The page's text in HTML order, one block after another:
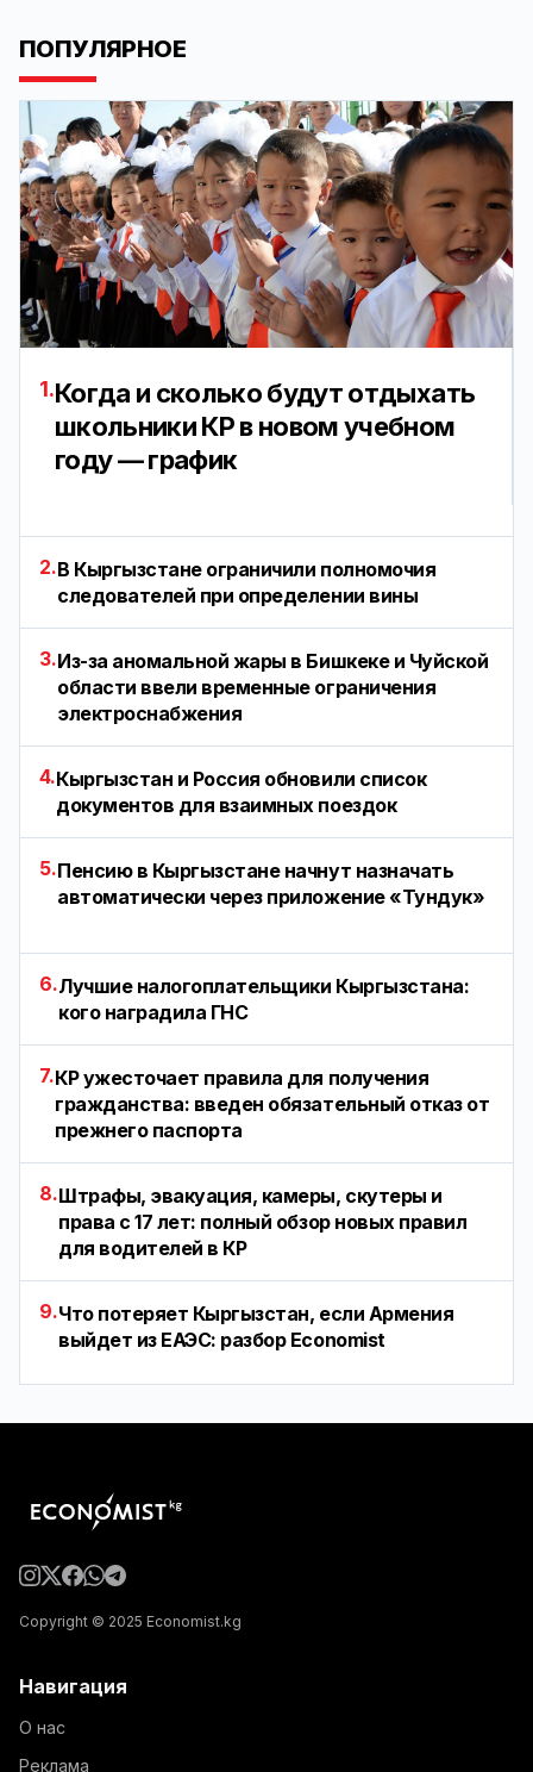
ПОПУЛЯРНОЕ
1.Когда и сколько будут отдыхать
школьники КР в новом учебном
году — график
2.В Кыргызстане ограничили полномочия
следователей при определении вины
3.Из-за аномальной жары в Бишкеке и Чуйской
области ввели временные ограничения
электроснабжения
4.Кыргызстан и Россия обновили список
документов для взаимных поездок
5.Пенсию в Кыргызстане начнут назначать
автоматически через приложение «Тундук»
6.Лучшие налогоплательщики Кыргызстана:
кого наградила ГНС
7.КР ужесточает правила для получения
гражданства: введен обязательный отказ от
прежнего паспорта
8.Штрафы, эвакуация, камеры, скутеры и
права с 17 лет: полный обзор новых правил
для водителей в КР
9.Что потеряет Кыргызстан, если Армения
выйдет из ЕАЭС: разбор Economist
Copyright © 2025 Economist.kg
Навигация
О нас
Реклама